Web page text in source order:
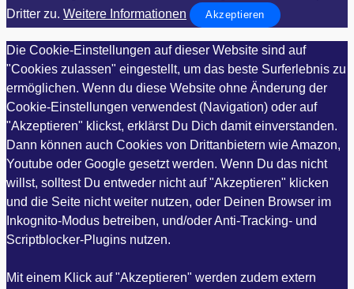
Dritter zu. Weitere Informationen Akzeptieren
Die Cookie-Einstellungen auf dieser Website sind auf
"Cookies zulassen" eingestellt, um das beste Surferlebnis zu
ermöglichen. Wenn du diese Website ohne Änderung der
Cookie-Einstellungen verwendest (Navigation) oder auf
"Akzeptieren" klickst, erklärst Du Dich damit einverstanden.
Dann können auch Cookies von Drittanbietern wie Amazon,
Youtube oder Google gesetzt werden. Wenn Du das nicht
willst, solltest Du entweder nicht auf "Akzeptieren" klicken
und die Seite nicht weiter nutzen, oder Deinen Browser im
Inkognito-Modus betreiben, und/oder Anti-Tracking- und
Scriptblocker-Plugins nutzen.
Mit einem Klick auf "Akzeptieren" werden zudem extern